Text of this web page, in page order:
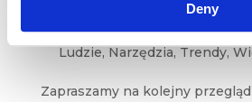
Deny
cze 20, 2023|Blogosfera,
Ludzie, Narzędzia, Trendy,
Zapraszamy na kolejny